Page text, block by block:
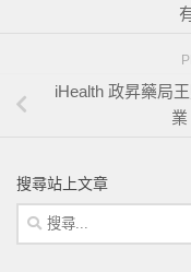
iHealth 政昇藥局
業
搜尋站上文章
搜
尋